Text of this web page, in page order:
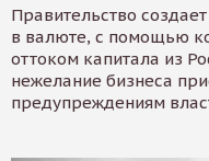
Правительство
в валюте, с помощью
оттоком капитала из
нежелание бизнеса
предупреждениям